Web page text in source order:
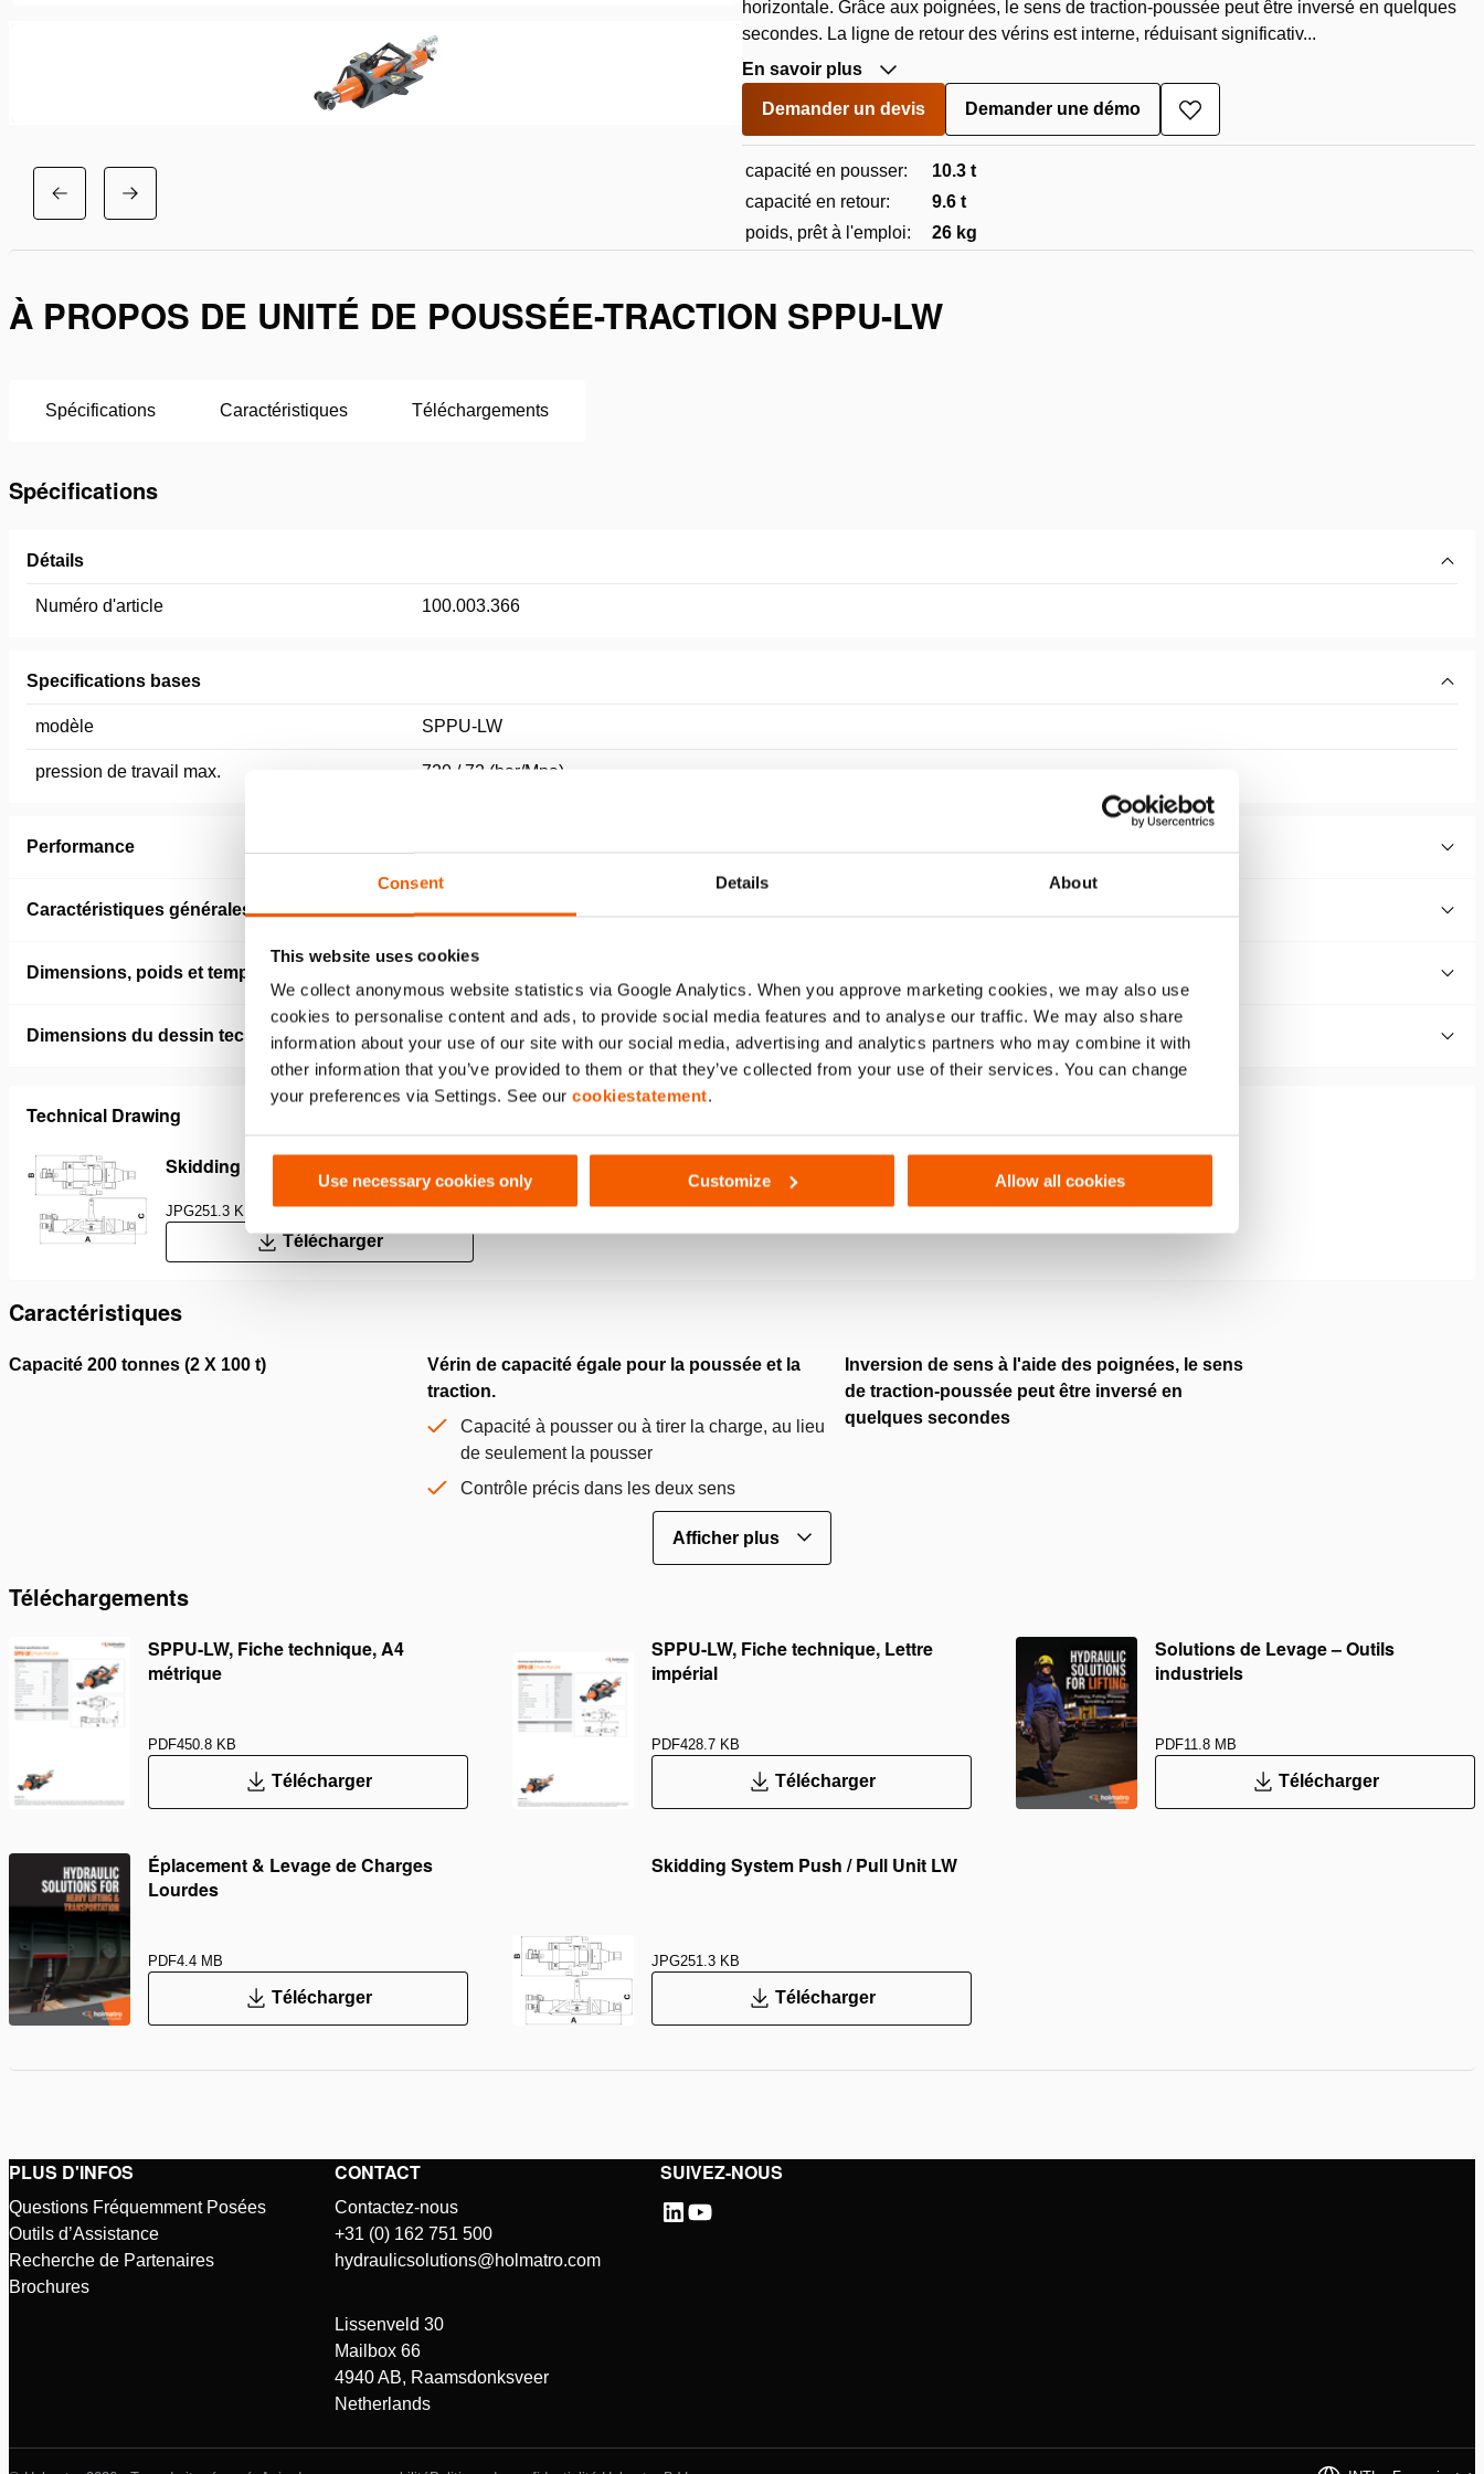
Consent Details About
This website uses cookies
We collect anonymous website statistics via Google Analytics. When you approve marketing cookies, we may also use
cookies to personalise content and ads, to provide social media features and to analyse our traffic. We may also share
information about your use of our site with our social media, advertising and analytics partners who may combine it with
other information that you’ve provided to them or that they’ve collected from your use of their services. You can change
your preferences via Settings. See our cookiestatement.
Use necessary cookies only Customize Allow all cookies
horizontale. Grâce aux poignées, le sens de traction-poussée peut être inversé en quelques
secondes. La ligne de retour des vérins est interne, réduisant significativ...
En savoir plus
Demander un devis Demander une démo
Ajouter
à
capacité en pousser:
10.3 t
capacité en retour:
9.6 t
poids, prêt à l'emploi:
26 kg
À PROPOS DE UNITÉ DE POUSSÉE-TRACTION SPPU-LW
Spécifications Caractéristiques Téléchargements
Spécifications
Détails
Numéro d'article 100.003.366
Specifications bases
modèle SPPU-LW
pression de travail max. 720 / 72 (bar/Mpa)
Performance
Caractéristiques générales
Dimensions, poids et temperature
Dimensions du dessin technique
Technical Drawing
Skidding System Push / Pull Unit LW
JPG251.3 KB
Télécharger
Caractéristiques
Capacité 200 tonnes (2 X 100 t)
Vérin de capacité égale pour la poussée et la
traction.
Capacité à pousser ou à tirer la charge, au lieu
de seulement la pousser
Contrôle précis dans les deux sens
Inversion de sens à l'aide des poignées, le sens
de traction-poussée peut être inversé en
quelques secondes
Afficher plus
Téléchargements
SPPU-LW, Fiche technique, A4
métrique
PDF450.8 KB
Télécharger
SPPU-LW, Fiche technique, Lettre
impérial
PDF428.7 KB
Télécharger
Solutions de Levage – Outils
industriels
PDF11.8 MB
Télécharger
Éplacement & Levage de Charges
Lourdes
PDF4.4 MB
Télécharger
Skidding System Push / Pull Unit LW
JPG251.3 KB
Télécharger
SUIVEZ-NOUS
PLUS D'INFOS
Questions Fréquemment Posées
Outils d’Assistance
Recherche de Partenaires
Brochures
CONTACT
Contactez-nous
+31 (0) 162 751 500
hydraulicsolutions@holmatro.com
Lissenveld 30
Mailbox 66
4940 AB, Raamsdonksveer
Netherlands